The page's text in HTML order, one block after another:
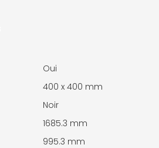
Oui
400 x 400 mm
Noir
1685.3 mm
995.3 mm